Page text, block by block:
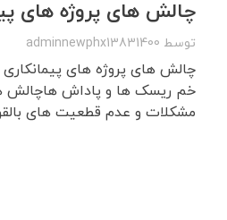
چالش های پروژه های
توسط adminnewphx13831400
چالش های پروژه های
خم ریسک ها و پاداش هاچالش
مشکلات و عدم قطعیت های